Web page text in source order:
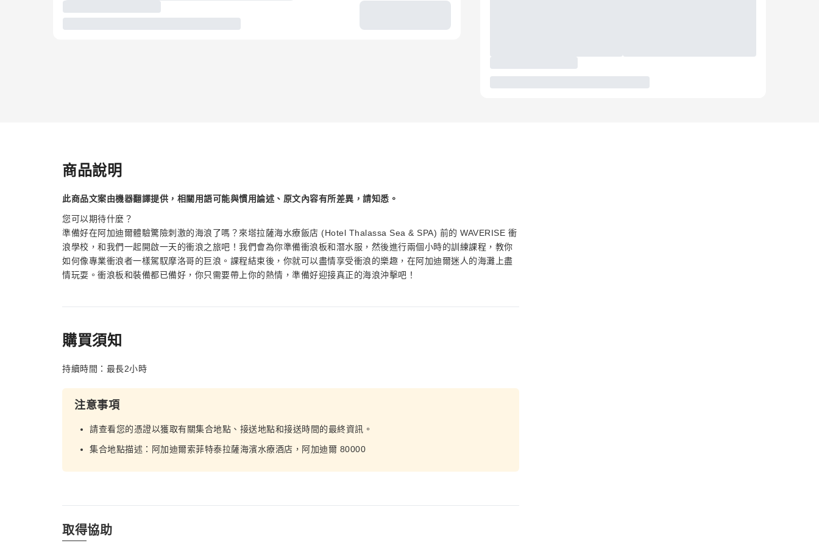
商品說明
此商品文案由機器翻譯提供，相關用語可能與慣用論述、原文內容有所差異，請知悉。
您可以期待什麼？
準備好在阿加迪爾體驗驚險刺激的海浪了嗎？來塔拉薩海水療飯店 (Hotel Thalassa Sea & SPA) 前的 WAVERISE 衝
浪學校，和我們一起開啟一天的衝浪之旅吧！我們會為你準備衝浪板和潛水服，然後進行兩個小時的訓練課程，教你
如何像專業衝浪者一樣駕馭摩洛哥的巨浪。課程結束後，你就可以盡情享受衝浪的樂趣，在阿加迪爾迷人的海灘上盡
情玩耍。衝浪板和裝備都已備好，你只需要帶上你的熱情，準備好迎接真正的海浪沖擊吧！
購買須知
持續時間：最長2小時
注意事項
請查看您的憑證以獲取有關集合地點、接送地點和接送時間的最終資訊。
集合地點描述：阿加迪爾索菲特泰拉薩海濱水療酒店，阿加迪爾 80000
取得協助